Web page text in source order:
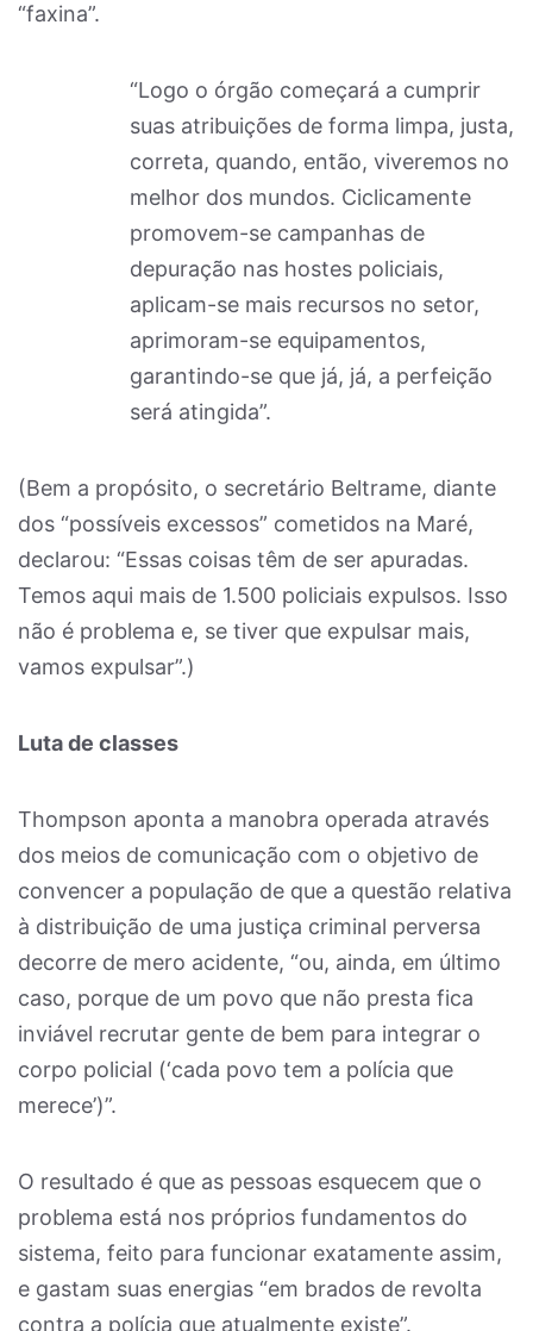
“faxina”.
“Logo o órgão começará a cumprir
suas atribuições de forma limpa, justa,
correta, quando, então, viveremos no
melhor dos mundos. Ciclicamente
promovem-se campanhas de
depuração nas hostes policiais,
aplicam-se mais recursos no setor,
aprimoram-se equipamentos,
garantindo-se que já, já, a perfeição
será atingida”.
(Bem a propósito, o secretário Beltrame, diante
dos “possíveis excessos” cometidos na Maré,
declarou: “Essas coisas têm de ser apuradas.
Temos aqui mais de 1.500 policiais expulsos. Isso
não é problema e, se tiver que expulsar mais,
vamos expulsar”.)
Luta de classes
Thompson aponta a manobra operada através
dos meios de comunicação com o objetivo de
convencer a população de que a questão relativa
à distribuição de uma justiça criminal perversa
decorre de mero acidente, “ou, ainda, em último
caso, porque de um povo que não presta fica
inviável recrutar gente de bem para integrar o
corpo policial (‘cada povo tem a polícia que
merece’)”.
O resultado é que as pessoas esquecem que o
problema está nos próprios fundamentos do
sistema, feito para funcionar exatamente assim,
e gastam suas energias “em brados de revolta
contra a polícia que atualmente existe”.